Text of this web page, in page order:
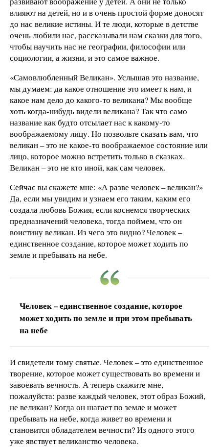
влияют на детей, но и в очень простой форме доносят
до нас великие истины. И те люди, которые в детстве
очень любили нас, рассказывали нам сказки для того,
чтобы научить нас не географии, философии или
социологии, а жизни, и это самое важное.
«Самовлюбленный Великан». Услышав это название,
мы думаем: да какое отношение это имеет к нам, и
какое нам дело до какого-то великана? Мы вообще
хоть когда-нибудь видели великана? Так что само
название как будто отсылает нас к какому-то
воображаемому лицу. Но позвольте сказать вам, что
великан – это не какое-то воображаемое состояние или
лицо, которое можно встретить только в сказках.
Великан – это не кто иной, как сам человек.
Сейчас вы скажете мне: «А разве человек – великан?»
Да, если мы увидим и узнаем его таким, каким его
создала любовь Божия, если коснемся творческих
предназначений человека, тогда поймем, что он
воистину великан. Из чего это видно? Человек –
единственное создание, которое может ходить по
земле и пребывать на небе.
Человек – единственное создание, которое
может ходить по земле и при этом пребывать
на небе
И свидетели тому святые. Человек – это единственное
творение, которое может существовать во времени и
завоевать вечность. А теперь скажите мне,
пожалуйста: разве каждый человек, этот образ Божий,
не великан? Когда он шагает по земле и может
пребывать на небе, когда живет во времени и
становится обладателем вечности? Из одного этого
уже явствует великанство человека.